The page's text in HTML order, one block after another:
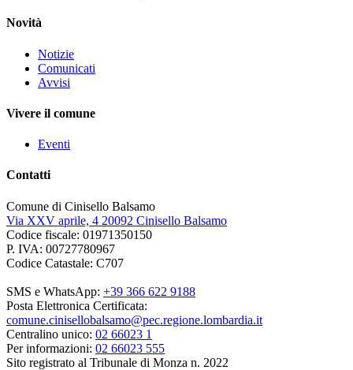
Novità
Notizie
Comunicati
Avvisi
Vivere il comune
Eventi
Contatti
Comune di Cinisello Balsamo
Via XXV aprile, 4 20092 Cinisello Balsamo
Codice fiscale: 01971350150
P. IVA: 00727780967
Codice Catastale: C707
SMS e WhatsApp: +39 366 622 9188
Posta Elettronica Certificata:
comune.cinisellobalsamo@pec.regione.lombardia.it
Centralino unico: 02 66023 1
Per informazioni: 02 66023 555
Sito registrato al Tribunale di Monza n. 2022